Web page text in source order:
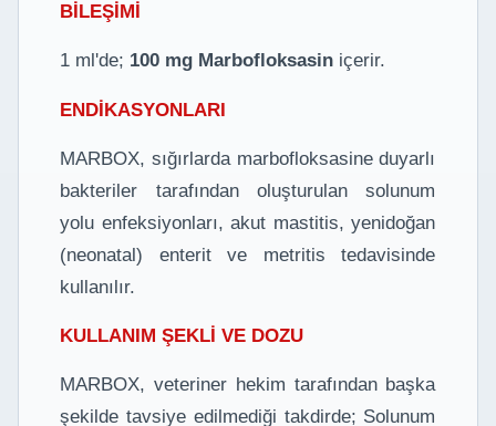
BİLEŞİMİ
1 ml'de; 100 mg Marbofloksasin içerir.
ENDİKASYONLARI
MARBOX, sığırlarda marbofloksasine duyarlı
bakteriler tarafından oluşturulan solunum
yolu enfeksiyonları, akut mastitis, yenidoğan
(neonatal) enterit ve metritis tedavisinde
kullanılır.
KULLANIM ŞEKLİ VE DOZU
MARBOX, veteriner hekim tarafından başka
şekilde tavsiye edilmediği takdirde; Solunum